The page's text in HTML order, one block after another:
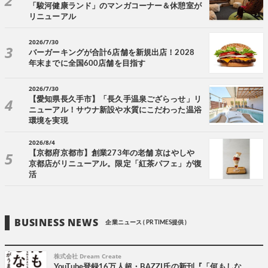
「駿河健康ランド」のマンガコーナー＆休憩室が
リニューアル
2026/7/30
バーガーキングが合計6店舗を新規出店！2028
年末までに全国600店舗を目指す
2026/7/30
【愛知県長久手市】「長久手温泉ござらっせ」リ
ニューアル！サウナ新設や水質にこだわった温浴
環境を実現
2026/8/4
【京都府京都市】創業273年の老舗 京はやしや
京都店がリニューアル。限定「紅茶パフェ」が復
活
BUSINESS NEWS 企業ニュース ( PR TIMES提供 )
株式会社 Dream Create